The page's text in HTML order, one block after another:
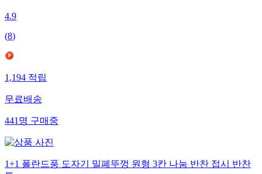
4.9
(8)
1,194적립
무료배송
441명구매중
1+1 폴란드풍 도자기 밀폐뚜껑 원형 3칸 나눔 반찬 접시 반찬